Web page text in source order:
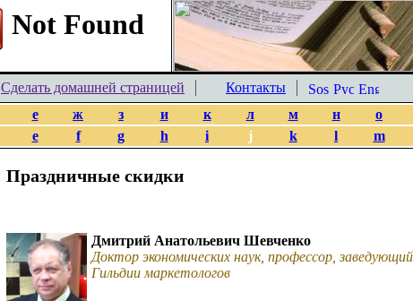
Сделать домашней страницей
Контакты
е ж з и к л м н о
e f g h i j k l m
Праздничные скидки
Дмитрий Анатольевич Шевченко
Доктор экономических наук, профессор,
Гильдии маркетологов